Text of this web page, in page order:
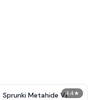
4.4★
Sprunki Metahide V1